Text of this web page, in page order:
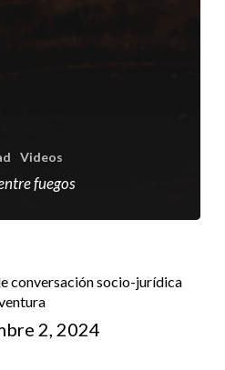
Videos
fuegos
conversación socio-jurídica
2, 2024